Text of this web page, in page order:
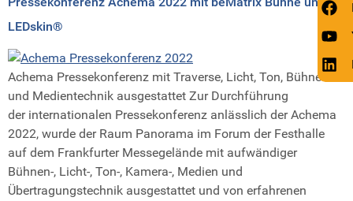
LEDskin®
Achema Pressekonferenz mit Traverse, Licht, Ton, Bühne
und Medientechnik ausgestattet Zur Durchführung
der internationalen Pressekonferenz anlässlich der Achema
2022, wurde der Raum Panorama im Forum der Festhalle
auf dem Frankfurter Messegelände mit aufwändiger
Bühnen-, Licht-, Ton-, Kamera-, Medien und
Übertragungstechnik ausgestattet und von erfahrenen